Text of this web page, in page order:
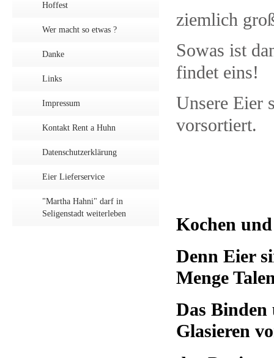
Hoffest
Wer macht so etwas ?
Danke
Links
Impressum
Kontakt Rent a Huhn
Datenschutzerklärung
Eier Lieferservice
"Martha Hahni" darf in
Seligenstadt weiterleben
ziemlich
Sowas ist
findet eins!
Unsere Eier
vorsortiert.
Kochen
Denn Eier
Menge
Das Binden
Glasieren